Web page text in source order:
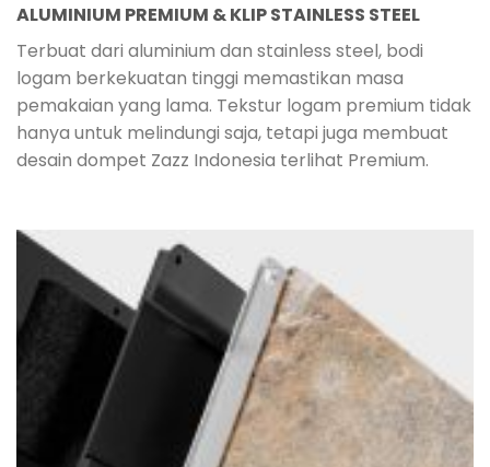
ALUMINIUM PREMIUM & KLIP STAINLESS STEEL
Terbuat dari aluminium dan stainless steel, bodi
logam berkekuatan tinggi memastikan masa
pemakaian yang lama. Tekstur logam premium tidak
hanya untuk melindungi saja, tetapi juga membuat
desain dompet Zazz Indonesia terlihat Premium.